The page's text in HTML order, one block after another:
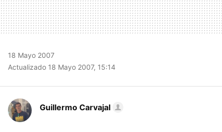
18 Mayo 2007
Actualizado 18 Mayo 2007, 15:14
Guillermo Carvajal